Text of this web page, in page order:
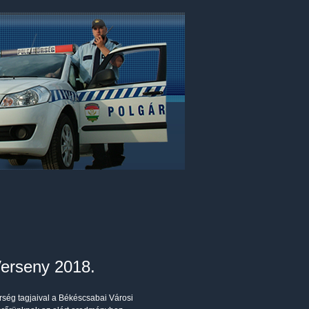
2018.
tagjaival a Békéscsabai Városi